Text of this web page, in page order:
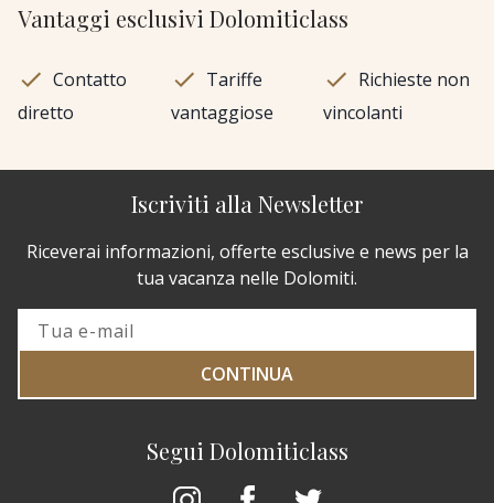
Vantaggi esclusivi Dolomiticlass
Contatto
diretto
Tariffe
vantaggiose
Richieste non
vincolanti
Segui Dolomiticlass
Iscriviti alla Newsletter
Riceverai informazioni, offerte esclusive e news per la
tua vacanza nelle Dolomiti.
CONTINUA